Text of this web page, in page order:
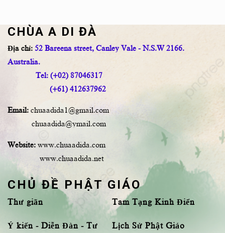
CHÙA A DI ĐÀ
Địa chỉ: 52 Bareena street, Canley Vale - N.S.W 2166.
Australia.
Tel: (+02) 87046317
(+61) 412637962
Email: chuaadida1@gmail.com
chuaadida@ymail.com
Website: www.chuaadida.com
www.chuaadida.net
CHỦ ĐỀ PHẬT GIÁO
Thư giãn
Ý kiến - Diễn Đàn - Tư
Tam Tạng Kinh Điển
Lịch Sử Phật Giáo